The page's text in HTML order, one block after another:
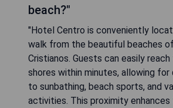
beach?"
"Hotel Centro is conveniently
walk from the beautiful beaches
Cristianos. Guests can easily
shores within minutes, allowing for
to sunbathing, beach sports, and
activities. This proximity enhances